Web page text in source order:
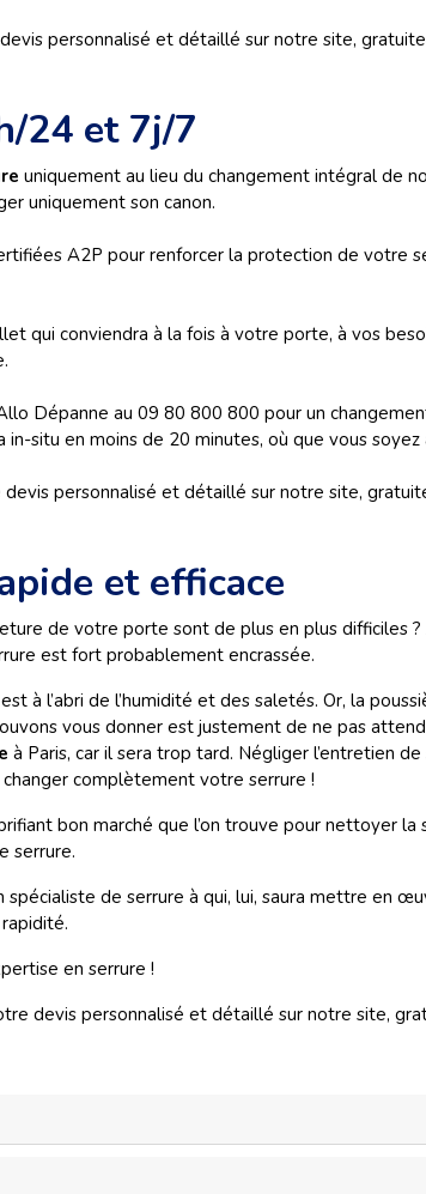
personnalisé et détaillé sur notre site,
24 et 7j/7
uniquement au lieu du changement intégral de
uniquement son canon.
A2P pour renforcer la protection de votre
qui conviendra à la fois à votre porte, à vos
Dépanne au 09 80 800 800 pour un
situ en moins de 20 minutes, où que vous soyez
personnalisé et détaillé sur notre site,
et efficace
de votre porte sont de plus en plus difficiles
est fort probablement encrassée.
à l’abri de l’humidité et des saletés. Or, la
vous donner est justement de ne pas
à Paris, car il sera trop tard. Négliger l’entretien
complètement votre serrure !
bon marché que l’on trouve pour nettoyer la
serrure.
de serrure à qui, lui, saura mettre en
en serrure !
devis personnalisé et détaillé sur notre site,